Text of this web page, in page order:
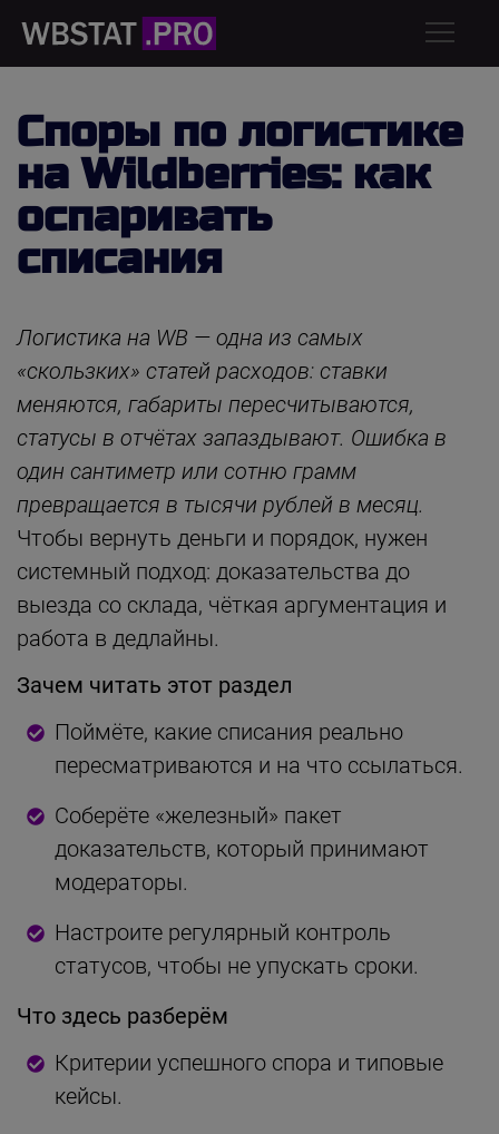
Споры по логистике
на Wildberries: как
оспаривать
списания
Логистика на WB — одна из самых
«скользких» статей расходов: ставки
меняются, габариты пересчитываются,
статусы в отчётах запаздывают. Ошибка в
один сантиметр или сотню грамм
превращается в тысячи рублей в месяц.
Чтобы вернуть деньги и порядок, нужен
системный подход: доказательства до
выезда со склада, чёткая аргументация и
работа в дедлайны.
Зачем читать этот раздел
Поймёте, какие списания реально
пересматриваются и на что ссылаться.
Соберёте «железный» пакет
доказательств, который принимают
модераторы.
Настроите регулярный контроль
статусов, чтобы не упускать сроки.
Что здесь разберём
Критерии успешного спора и типовые
кейсы.